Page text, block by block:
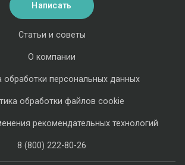
Статьи и советы
О компании
обработки персональных данных
обработки файлов cookie
рекомендательных технологий
8 (800) 222-80-26
Написать